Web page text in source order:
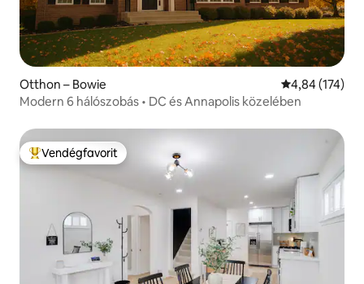
Otthon – Bowie Átlagos
4,84 (174)
Modern 6 hálószobás • DC és Annapolis közelében
Kiemelt vendégfavorit
Vendégfavorit